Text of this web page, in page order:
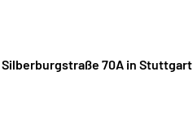
Silberburgstraße 70A in Stuttgart